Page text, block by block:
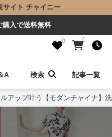
サイト チャイニー
入で送料無料
0 0
A 検索 記事一覧
アップ叶う【モダンチャイナ】